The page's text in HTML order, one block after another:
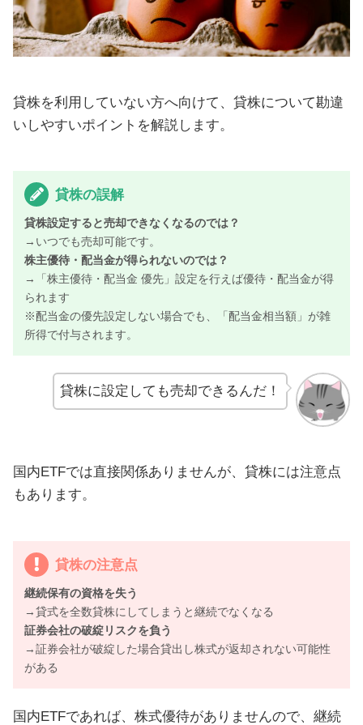
貸株を利用していない方へ向けて、貸株について勘違
いしやすいポイントを解説します。
貸株の誤解
貸株設定すると売却できなくなるのでは？
→いつでも売却可能です。
株主優待・配当金が得られないのでは？
→「株主優待・配当金 優先」設定を行えば優待・配当金が得
られます
※配当金の優先設定しない場合でも、「配当金相当額」が雑
所得で付与されます。
貸株に設定しても売却できるんだ！
国内ETFでは直接関係ありませんが、貸株には注意点
もあります。
貸株の注意点
継続保有の資格を失う
→貸式を全数貸株にしてしまうと継続でなくなる
証券会社の破綻リスクを負う
→証券会社が破綻した場合貸出し株式が返却されない可能性
がある
国内ETFであれば、株式優待がありませんので、継続